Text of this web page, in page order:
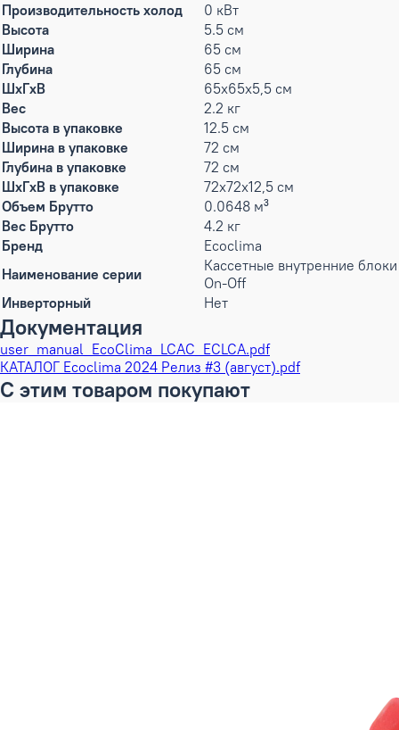
Производительность холод
0 кВт
Высота
5.5 см
Ширина
65 см
Глубина
65 см
ШxГxВ
65x65x5,5 см
Вес
2.2 кг
Высота в упаковке
12.5 см
Ширина в упаковке
72 см
Глубина в упаковке
72 см
ШxГxВ в упаковке
72x72x12,5 см
Объем Брутто
0.0648 м³
Вес Брутто
4.2 кг
Бренд
Ecoclima
Наименование серии
Кассетные внутренние блоки
On-Off
Инверторный
Нет
Документация
user_manual_EcoClima_LCAC_ECLCA.pdf
КАТАЛОГ Ecoclima 2024 Релиз #3 (август).pdf
С этим товаром покупают